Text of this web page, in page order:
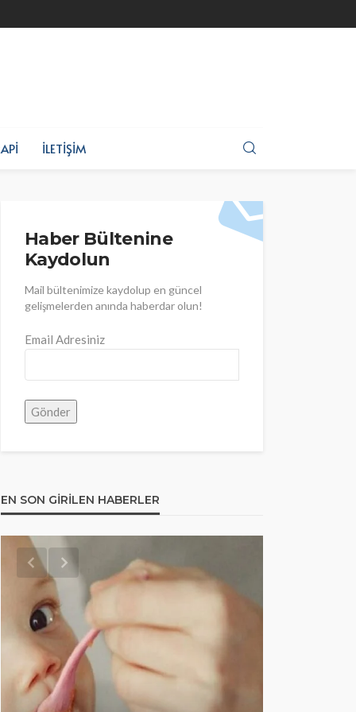
İLETIŞIM
Haber Bültenine
Kaydolun
Mail bültenimize kaydolup en güncel
gelişmelerden anında haberdar olun!
Email Adresiniz
EN SON GIRILEN HABERLER